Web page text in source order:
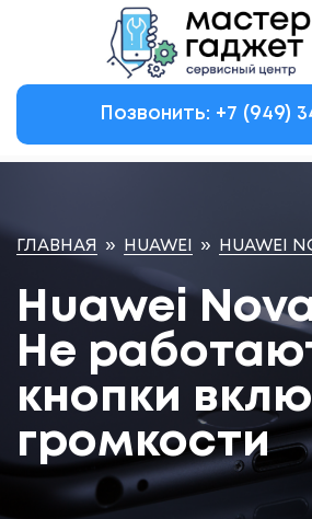
Позвонить: +7 (949)
ГЛАВНАЯ » HUAWEI » HUAWEI
Huawei Nova
Не
кнопки
громкости